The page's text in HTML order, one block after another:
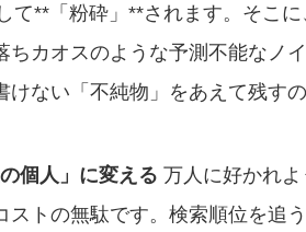
て**「粉砕」**されます。そこに
ちカオスのような予測不能なノ
けない「不純物」をあえて残す
個人」に変える 万人に好かれよ
トの無駄です。検索順位を追